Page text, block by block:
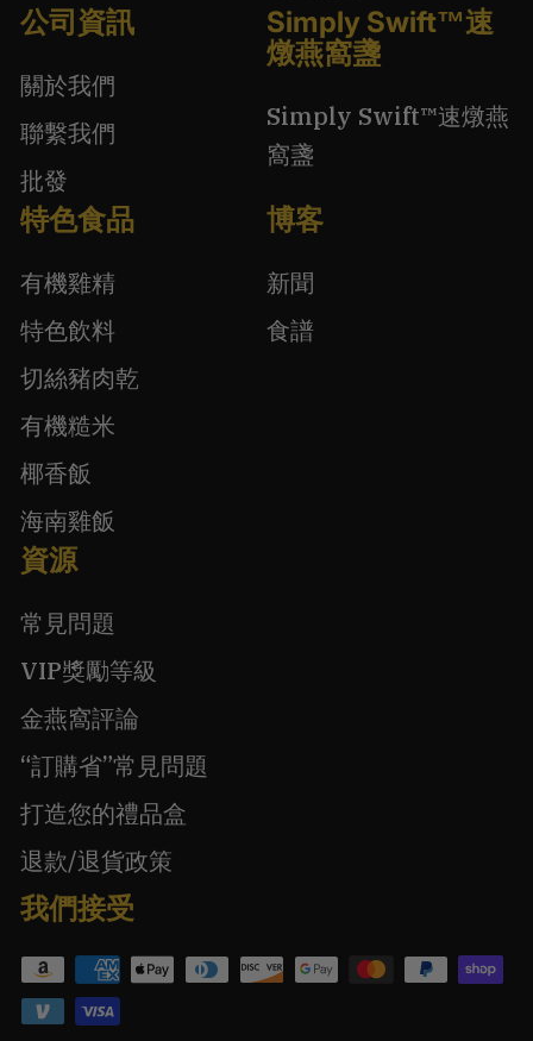
公司資訊
關於我們
聯繫我們
批發
Simply Swift™速
燉燕窩盞
Simply Swift™速燉燕
窩盞
特色食品
有機雞精
特色飲料
切絲豬肉乾
有機糙米
椰香飯
海南雞飯
博客
新聞
食譜
資源
常見問題
VIP獎勵等級
金燕窩評論
“訂購省”常見問題
打造您的禮品盒
退款/退貨政策
我們接受